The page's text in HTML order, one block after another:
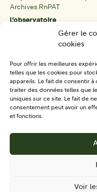
Gérer le
cookies
Pour offrir les meilleures
telles que les cookies pour
appareils. Le fait de consentir
traiter des données telles que
uniques sur ce site. Le fait de
consentement peut avoir un
et fonctions.
Voir
Archives RnPAT
L’observatoire
Présentation de
La boîte à outils
Présentation
Tous les outils
Proposer un outil